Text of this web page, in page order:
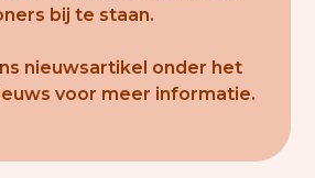
bij te staan.
nieuwsartikel onder het
voor meer informatie.